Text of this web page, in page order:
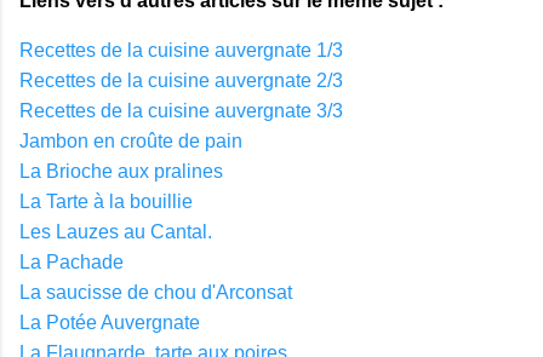
Recettes de la cuisine auvergnate 1/3
Recettes de la cuisine auvergnate 2/3
Recettes de la cuisine auvergnate 3/3
Jambon en croûte de pain
La Brioche aux pralines
La Tarte à la bouillie
Les Lauzes au Cantal.
La Pachade
La saucisse de chou d'Arconsat
La Potée Auvergnate
La Flaugnarde, tarte aux poires